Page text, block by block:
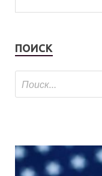
ПОИСК